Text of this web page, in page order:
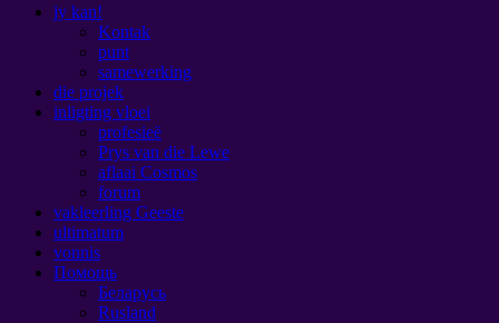
jy kan!
Kontak
punt
samewerking
die projek
inligting vloei
profesieë
Prys van die Lewe
aflaai Cosmos
forum
vakleerling Geeste
ultimatum
vonnis
Помощь
Беларусь
Rusland